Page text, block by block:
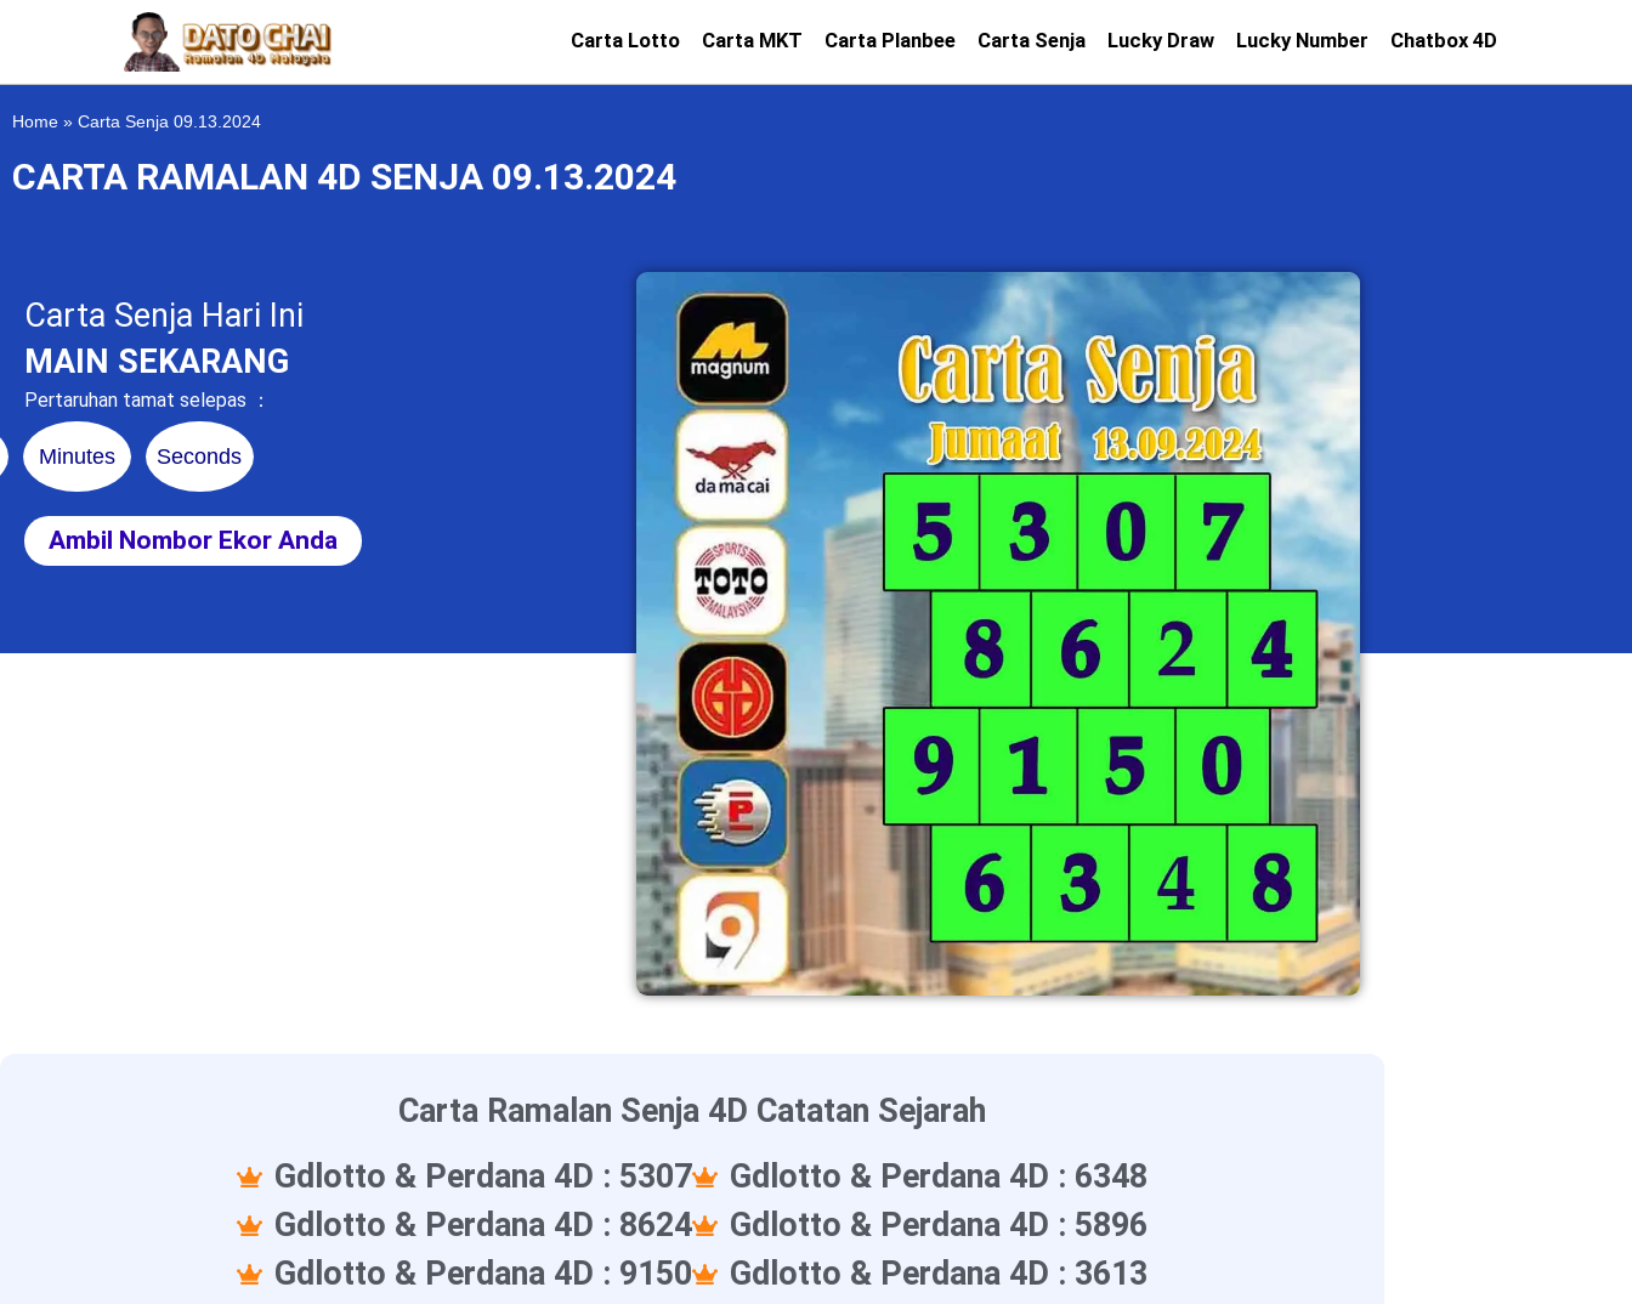
Carta Lotto Carta MKT Carta Planbee Carta Senja Lucky Draw Lucky Number Chatbox 4D
Home » Carta Senja 09.13.2024
CARTA RAMALAN 4D SENJA 09.13.2024
Carta Senja Hari Ini
MAIN SEKARANG
Pertaruhan tamat selepas ：
Minutes Seconds
Ambil Nombor Ekor Anda
Carta Ramalan Senja 4D Catatan Sejarah
Gdlotto & Perdana 4D : 5307
Gdlotto & Perdana 4D : 6348
Gdlotto & Perdana 4D : 8624
Gdlotto & Perdana 4D : 5896
Gdlotto & Perdana 4D : 9150
Gdlotto & Perdana 4D : 3613